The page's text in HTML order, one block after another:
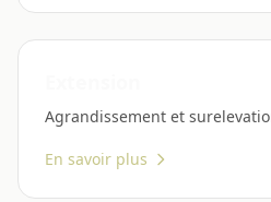
Agrandissement et
En savoir plus